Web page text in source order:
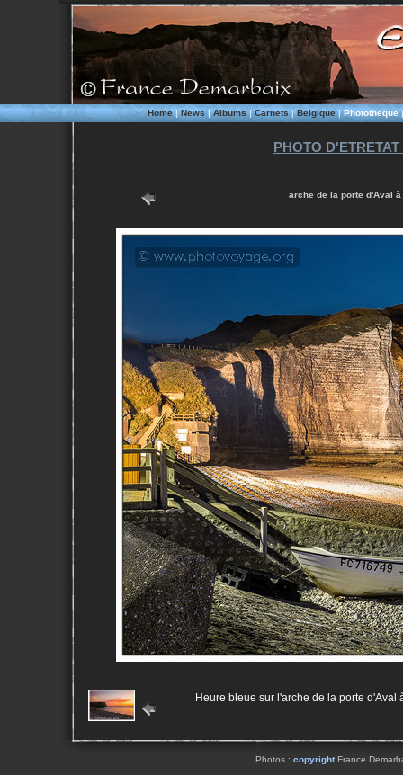
Home|News|Albums|Carnets|Belgique|Phototheque
PHOTO
arche de la porte d'Aval à
Heure bleue sur l'arche de la porte
Photos : copyrightFrance